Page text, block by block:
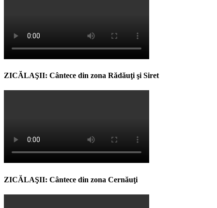
ZICĂLAŞII: Cântece din zona Rădăuţi şi Siret
ZICĂLAŞII: Cântece din zona Cernăuţi